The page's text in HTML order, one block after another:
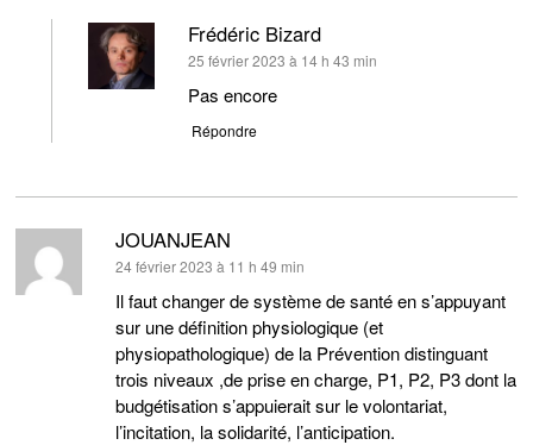
Frédéric Bizard
dit :
25 février 2023 à 14 h 43 min
Pas encore
Répondre
JOUANJEAN
dit :
24 février 2023 à 11 h 49 min
Il faut changer de système de santé en s’appuyant
sur une définition physiologique (et
physiopathologique) de la Prévention distinguant
trois niveaux ,de prise en charge, P1, P2, P3 dont la
budgétisation s’appuierait sur le volontariat,
l’incitation, la solidarité, l’anticipation.